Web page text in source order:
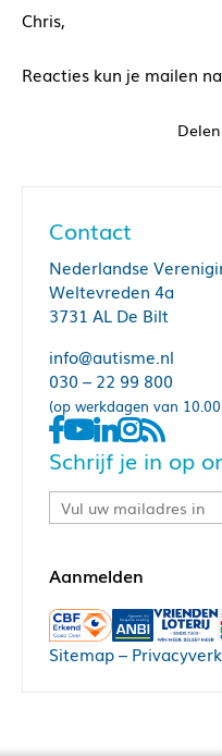
Chris,
Reacties kun je mailen
Contact
Nederlandse
Weltevreden 4a
3731 AL De Bilt
info@autisme.nl
030 – 22 99 800
(op werkdagen van
Schrijf je in op
Sitemap–